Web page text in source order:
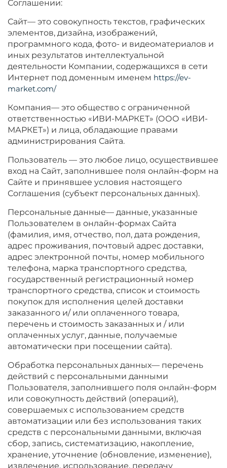
Соглашении:
Сайт— это совокупность текстов, графических
элементов, дизайна, изображений,
программного кода, фото- и видеоматериалов и
иных результатов интеллектуальной
деятельности Компании, содержащихся в сети
Интернет под доменным именем https://ev-
market.com/
Компания— это общество с ограниченной
ответственностью «ИВИ-МАРКЕТ» (ООО «ИВИ-
МАРКЕТ») и лица, обладающие правами
администрирования Сайта.
Пользователь — это любое лицо, осуществившее
вход на Сайт, заполнившее поля онлайн-форм на
Сайте и принявшее условия настоящего
Соглашения (субъект персональных данных).
Персональные данные— данные, указанные
Пользователем в онлайн-формах Сайта
(фамилия, имя, отчество, пол, дата рождения,
адрес проживания, почтовый адрес доставки,
адрес электронной почты, номер мобильного
телефона, марка транспортного средства,
государственный регистрационный номер
транспортного средства, список и стоимость
покупок для исполнения целей доставки
заказанного и/ или оплаченного товара,
перечень и стоимость заказанных и / или
оплаченных услуг, данные, получаемые
автоматически при посещении сайта).
Обработка персональных данных— перечень
действий с персональными данными
Пользователя, заполнившего поля онлайн-форм
или совокупность действий (операций),
совершаемых с использованием средств
автоматизации или без использования таких
средств с персональными данными, включая
сбор, запись, систематизацию, накопление,
хранение, уточнение (обновление, изменение),
извлечение, использование, передачу